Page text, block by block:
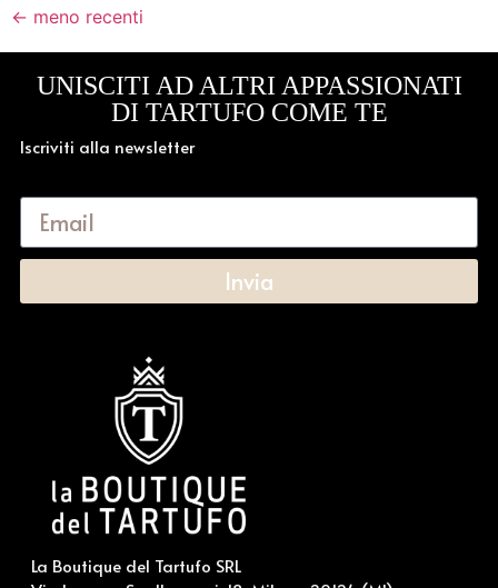
← meno recenti
UNISCITI AD ALTRI APPASSIONATI
DI TARTUFO COME TE
Iscriviti alla newsletter
Invia
La Boutique del Tartufo SRL